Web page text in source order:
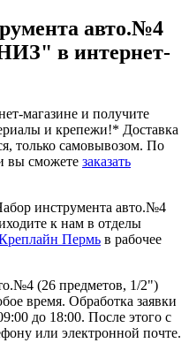
авто.№4
в интернет-
магазине и получите
и крепежи!* Доставка
только самовывозом. По
вы сможете заказать
инструмента авто.№4
к нам в отделы
Пермь в рабочее
(26 предметов, 1/2")
время. Обработка заявки
до 18:00. После этого с
или электронной почте.